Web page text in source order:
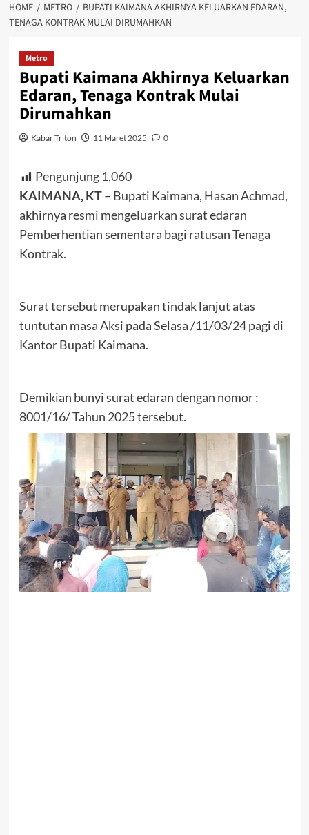
HOME METRO
BUPATI KAIMANA AKHIRNYA KELUARKAN EDARAN,
TENAGA KONTRAK MULAI DIRUMAHKAN
Metro
Bupati Kaimana Akhirnya Keluarkan
Edaran, Tenaga Kontrak Mulai
Dirumahkan
Kabar Triton 11 Maret 2025 0
Pengunjung 1,060
KAIMANA, KT– Bupati Kaimana, Hasan Achmad,
akhirnya resmi mengeluarkan surat edaran
Pemberhentian sementara bagi ratusan Tenaga
Kontrak.
Surat tersebut merupakan tindak lanjut atas
tuntutan masa Aksi pada Selasa /11/03/24 pagi di
Kantor Bupati Kaimana.
Demikian bunyi surat edaran dengan nomor :
8001/16/ Tahun 2025 tersebut.